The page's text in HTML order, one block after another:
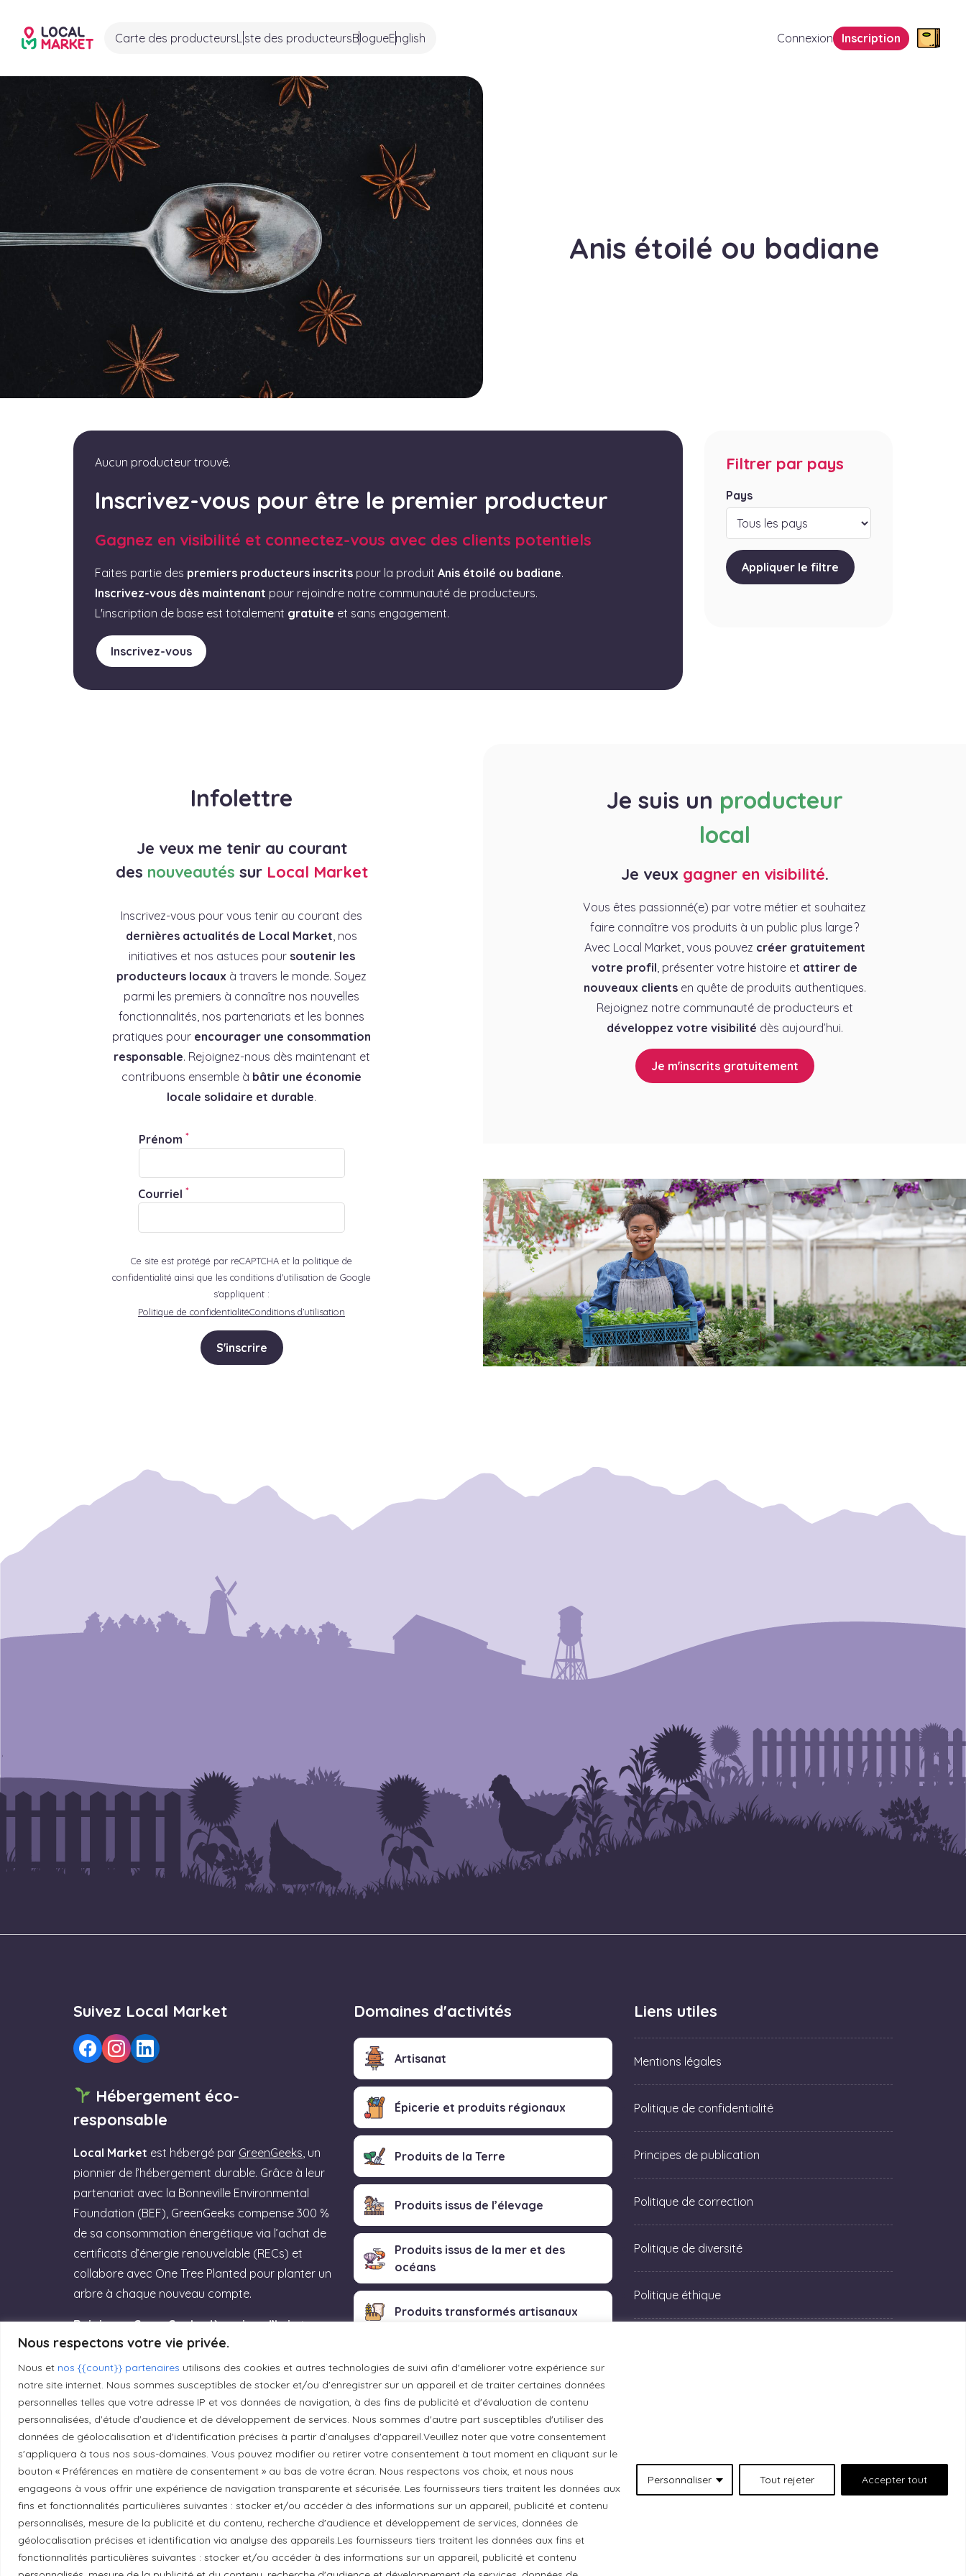
Nous respectons votre vie privée.
Nous et nos {{count}} partenaires utilisons des cookies et autres technologies de suivi afin d'améliorer votre expérience sur
notre site internet. Nous sommes susceptibles de stocker et/ou d'enregistrer sur un appareil et de traiter certaines données
personnelles telles que votre adresse IP et vos données de navigation, à des fins de publicité et d'évaluation de contenu
personnalisées, d'étude d'audience et de développement de services. Nous sommes d'autre part susceptibles d'utiliser des
données de géolocalisation et d'identification précises à partir d’analyses d'appareil.Veuillez noter que votre consentement
s'appliquera à tous nos sous-domaines. Vous pouvez modifier ou retirer votre consentement à tout moment en cliquant sur le
bouton « Préférences en matière de consentement » au bas de votre écran. Nous respectons vos choix, et nous nous
engageons à vous offrir une expérience de navigation transparente et sécurisée. Les fournisseurs tiers traitent les données aux
fins et fonctionnalités particulières suivantes : stocker et/ou accéder à des informations sur un appareil, publicité et contenu
personnalisés, mesure de la publicité et du contenu, recherche d'audience et développement de services, données de
géolocalisation précises et identification via analyse des appareils.Les fournisseurs tiers traitent les données aux fins et
fonctionnalités particulières suivantes : stocker et/ou accéder à des informations sur un appareil, publicité et contenu
Personnaliser Tout rejeter Accepter tout
Carte des producteursListe des producteursBlogueEnglish Connexion Inscription
Anis étoilé ou badiane
Aucun producteur trouvé.
Inscrivez-vous pour être le premier producteur
Gagnez en visibilité et connectez-vous avec des clients potentiels
Faites partie des premiers producteurs inscrits pour la produit Anis étoilé ou badiane.
Inscrivez-vous dès maintenant pour rejoindre notre communauté de producteurs.
L'inscription de base est totalement gratuite et sans engagement.
Inscrivez-vous
Filtrer par pays
Pays
Appliquer le filtre
Infolettre
Je veux me tenir au courant
des nouveautés sur Local Market
Inscrivez-vous pour vous tenir au courant des
dernières actualités de Local Market, nos
initiatives et nos astuces pour soutenir les
producteurs locaux à travers le monde. Soyez
parmi les premiers à connaître nos nouvelles
fonctionnalités, nos partenariats et les bonnes
pratiques pour encourager une consommation
responsable. Rejoignez-nous dès maintenant et
contribuons ensemble à bâtir une économie
locale solidaire et durable.
Prénom *
Courriel *
Ce site est protégé par reCAPTCHA et la politique de
confidentialité ainsi que les conditions d'utilisation de Google
s'appliquent :
Politique de confidentialitéConditions d’utilisation
S'inscrire
Je suis un producteur
local
Je veux gagner en visibilité.
Vous êtes passionné(e) par votre métier et souhaitez
faire connaître vos produits à un public plus large ?
Avec Local Market, vous pouvez créer gratuitement
votre profil , présenter votre histoire et attirer de
nouveaux clientsen quête de produits authentiques.
Rejoignez notre communauté de producteurs et
développez votre visibilité dès aujourd’hui.
Je m'inscrits gratuitement
Suivez Local Market
Hébergement éco-
responsable
Local Market est hébergé par GreenGeeks, un
pionnier de l’hébergement durable. Grâce à leur
partenariat avec la Bonneville Environmental
Foundation (BEF), GreenGeeks compense 300 %
de sa consommation énergétique via l’achat de
certificats d’énergie renouvelable (RECs) et
collabore avec One Tree Planted pour planter un
arbre à chaque nouveau compte.
Rejoignez GreenGeeks dès aujourd’hui et
offrez à votre site un hébergement labellisé «
Green Web Hosting » performant qui
respecte la planète ! (Lien affilié)
Essayez GreenGeeks
Domaines d'activités
Artisanat
Épicerie et produits régionaux
Produits de la Terre
Produits issus de l’élevage
Produits issus de la mer et des
océans
Produits transformés artisanaux
Liens utiles
Mentions légales
Politique de confidentialité
Principes de publication
Politique de correction
Politique de diversité
Politique éthique
Reconnaissance du territoire
Local Market, marque portée par la société Les Chats Gourmets Ltd. tient à souligner que ses installations, situées au 511 Lacolle Way (Ottawa-Orléans),
se trouvent sur le territoire traditionnel non cédé du peuple algonquin anichinabé. Nous reconnaissons et remercions les peuples autochtones qui sont les